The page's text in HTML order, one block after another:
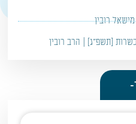
רובין
[תשפ"ג] | הרב רובין